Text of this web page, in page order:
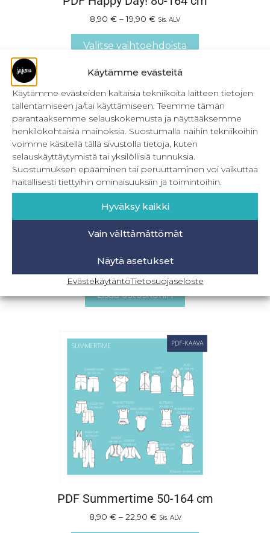
Käytämme evästeitä
Käytämme evästeiden kaltaisia tekniikoita laitteen tietojen
tallentamiseen ja/tai käyttämiseen. Teemme tämän
parantaaksemme selauskokemusta ja näyttääksemme
henkilökohtaisia mainoksia. Suostumalla näihin tekniikoihin
voimme käsitellä tällä sivustolla tietoja, kuten
selauskäyttäytymistä tai yksilöllisiä tunnuksia.
Suostumuksen epääminen tai peruuttaminen voi vaikuttaa
haitallisesti tiettyihin ominaisuuksiin ja toimintoihin.
Hyväksy kaikki
Vain välttämättömät
Näytä asetukset
EvästekäytäntöTietosuojaseloste
8,90 € – 19,90 € Sis. ALV
Valitse vaihtoehdoista
0,00
Lisää ostoskoriin
PDF Summertime 50-164 cm
8,90 € – 22,90 € Sis. ALV